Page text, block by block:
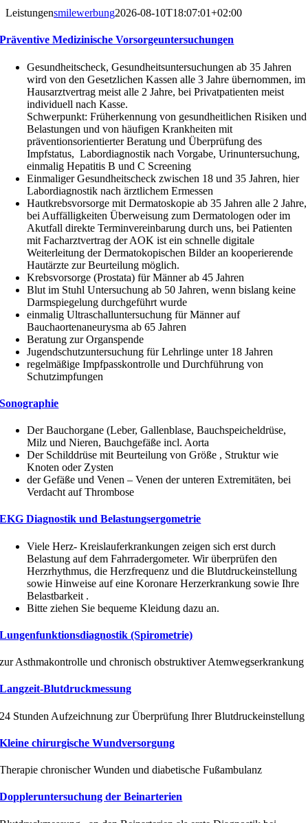
Leistungensmilewerbung2026-08-10T18:07:01+02:00
Präventive Medizinische Vorsorgeuntersuchungen
Gesundheitscheck, Gesundheitsuntersuchungen ab 35 Jahren
wird von den Gesetzlichen Kassen alle 3 Jahre übernommen, im
Hausarztvertrag meist alle 2 Jahre, bei Privatpatienten meist
individuell nach Kasse.
Schwerpunkt: Früherkennung von gesundheitlichen Risiken und
Belastungen und von häufigen Krankheiten mit
präventionsorientierter Beratung und Überprüfung des
Impfstatus, Labordiagnostik nach Vorgabe, Urinuntersuchung,
einmalig Hepatitis B und C Screening
Einmaliger Gesundheitscheck zwischen 18 und 35 Jahren, hier
Labordiagnostik nach ärztlichem Ermessen
Hautkrebsvorsorge mit Dermatoskopie ab 35 Jahren alle 2 Jahre,
bei Auffälligkeiten Überweisung zum Dermatologen oder im
Akutfall direkte Terminvereinbarung durch uns, bei Patienten
mit Facharztvertrag der AOK ist ein schnelle digitale
Weiterleitung der Dermatokopischen Bilder an kooperierende
Hautärzte zur Beurteilung möglich.
Krebsvorsorge (Prostata) für Männer ab 45 Jahren
Blut im Stuhl Untersuchung ab 50 Jahren, wenn bislang keine
Darmspiegelung durchgeführt wurde
einmalig Ultraschalluntersuchung für Männer auf
Bauchaortenaneurysma ab 65 Jahren
Beratung zur Organspende
Jugendschutzuntersuchung für Lehrlinge unter 18 Jahren
regelmäßige Impfpasskontrolle und Durchführung von
Schutzimpfungen
Sonographie
Der Bauchorgane (Leber, Gallenblase, Bauchspeicheldrüse,
Milz und Nieren, Bauchgefäße incl. Aorta
Der Schilddrüse mit Beurteilung von Größe , Struktur wie
Knoten oder Zysten
der Gefäße und Venen – Venen der unteren Extremitäten, bei
Verdacht auf Thrombose
EKG Diagnostik und Belastungsergometrie
Viele Herz- Kreislauferkrankungen zeigen sich erst durch
Belastung auf dem Fahrradergometer. Wir überprüfen den
Herzrhythmus, die Herzfrequenz und die Blutdruckeinstellung
sowie Hinweise auf eine Koronare Herzerkrankung sowie Ihre
Belastbarkeit .
Bitte ziehen Sie bequeme Kleidung dazu an.
Lungenfunktionsdiagnostik (Spirometrie)
zur Asthmakontrolle und chronisch obstruktiver Atemwegserkrankung
Langzeit-Blutdruckmessung
24 Stunden Aufzeichnung zur Überprüfung Ihrer Blutdruckeinstellung
Kleine chirurgische Wundversorgung
Therapie chronischer Wunden und diabetische Fußambulanz
Doppleruntersuchung der Beinarterien